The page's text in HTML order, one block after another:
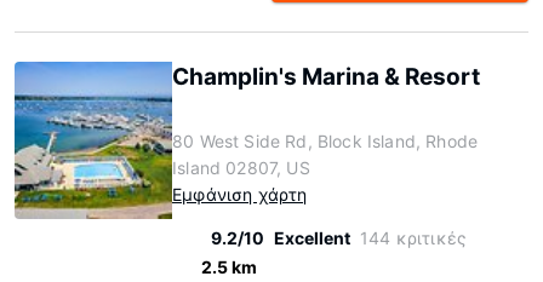
Champlin's Marina & Resort
80 West Side Rd, Block Island, Rhode
Island 02807, US
Εμφάνιση χάρτη
9.2/10 Excellent 144 κριτικές
2.5 km